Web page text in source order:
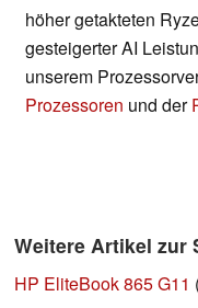
höher getakteten
gesteigerter AI
unserem
Prozessoren und der
Weitere Artikel zur
HP EliteBook 865 G11